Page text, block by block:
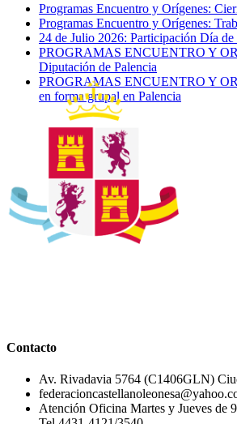
Programas Encuentro y Orígenes:
Programas Encuentro y Orígenes:
24 de Julio 2026: Participación Día
PROGRAMAS ENCUENTRO Y
Diputación de Palencia
PROGRAMAS ENCUENTRO Y
en forma grupal en Palencia
Contacto
Av. Rivadavia 5764 (C1406GLN)
Atención Oficina Martes y Jueves de